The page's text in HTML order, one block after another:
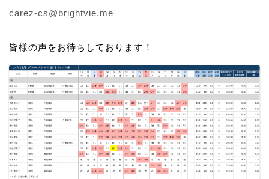
carez-cs@brightvie.me
皆様の声をお待ちしております！